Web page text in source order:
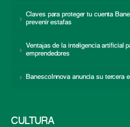
Claves para proteger tu cuenta
prevenir estafas
Ventajas de la inteligencia artificial
emprendedores
BanescoInnova anuncia su tercera
CULTURA